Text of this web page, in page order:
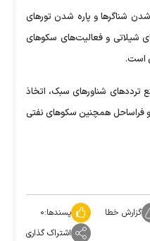
شناگر‌ها و پاره شدن تور‌های
شیلاتی و فعالیت‌های سکو‌های
است.
تردد‌های شناور‌های سبک، اتخاذ
و فراساحل همچنین سکو‌های نفتی
گزارش خطا پسندها:۰
اشتراک گذاری